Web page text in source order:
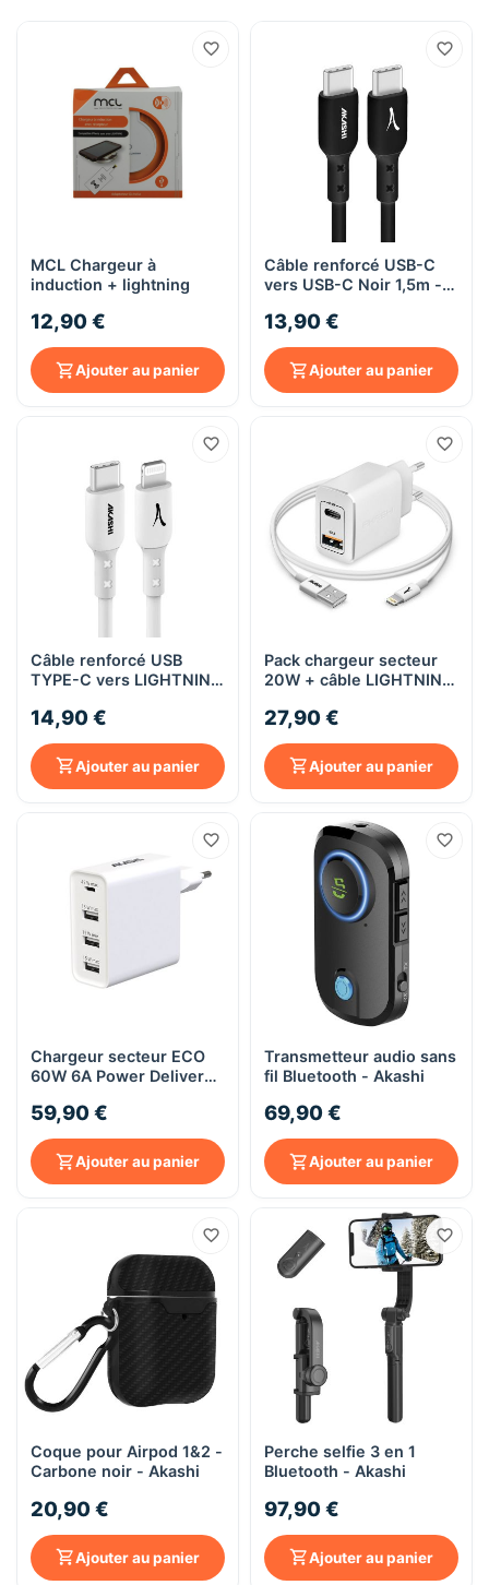
MCL Chargeur à
induction + lightning
12,90 €
Ajouter au panier
Câble renforcé USB-C
vers USB-C Noir 1,5m -
13,90 €
Ajouter au panier
Câble renforcé USB
TYPE-C vers LIGHTNING
14,90 €
Ajouter au panier
Pack chargeur secteur
20W + câble LIGHTNING
27,90 €
Ajouter au panier
Chargeur secteur ECO
60W 6A Power Delivery -
59,90 €
Ajouter au panier
Transmetteur audio sans
fil Bluetooth - Akashi
69,90 €
Ajouter au panier
Coque pour Airpod 1&2 -
Carbone noir - Akashi
20,90 €
Ajouter au panier
Perche selfie 3 en 1
Bluetooth - Akashi
97,90 €
Ajouter au panier